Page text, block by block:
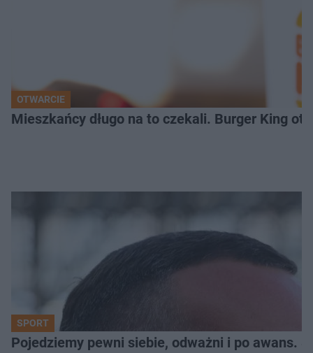
OTWARCIE
Mieszkańcy długo na to czekali. Burger King
SPORT
Pojedziemy pewni siebie, odważni i po awans.